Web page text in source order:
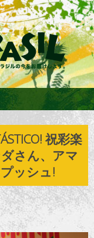
祝彩楽
さん、アマ
ッシュ!